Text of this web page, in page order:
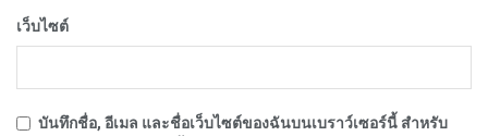
เว็บไซต์
บันทึกชื่อ, อีเมล และชื่อเว็บไซต์ของฉันบนเบราว์เซอร์นี้ สำหรับ